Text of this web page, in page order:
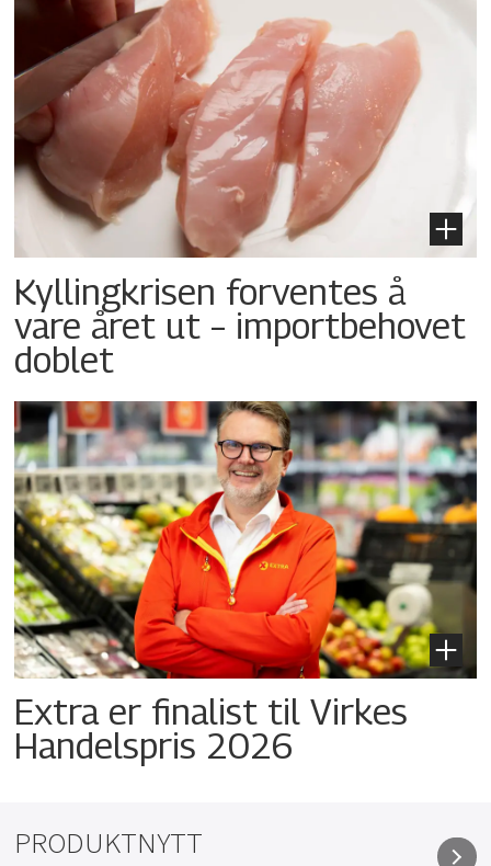
Kyllingkrisen forventes å
vare året ut – importbehovet
doblet
Extra er finalist til Virkes
Handelspris 2026
PRODUKTNYTT